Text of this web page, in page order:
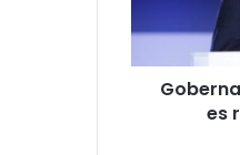
el
suroeste
es